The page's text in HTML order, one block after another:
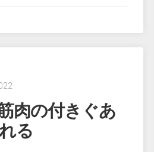
肉の付きぐあ
る